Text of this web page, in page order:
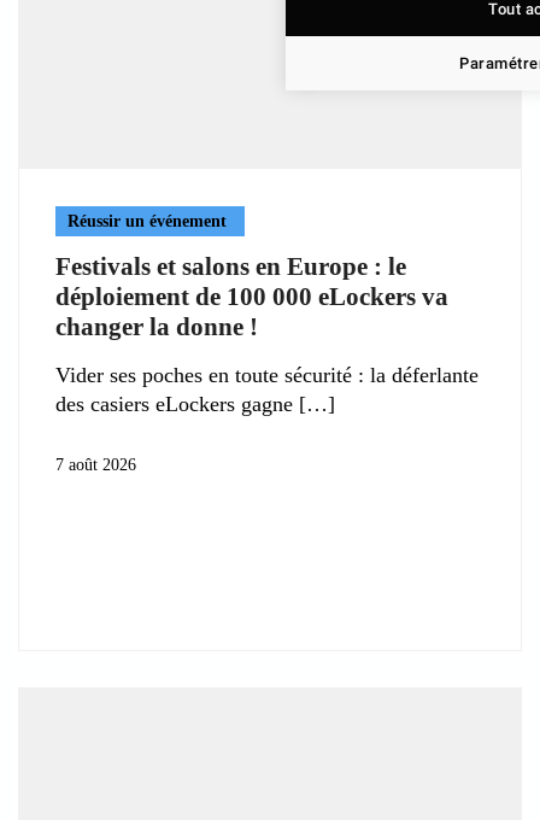
Réussir un événement
Festivals et salons en Europe : le
déploiement de 100 000 eLockers va
changer la donne !
Vider ses poches en toute sécurité : la déferlante
des casiers eLockers gagne
7 août 2026
Tout